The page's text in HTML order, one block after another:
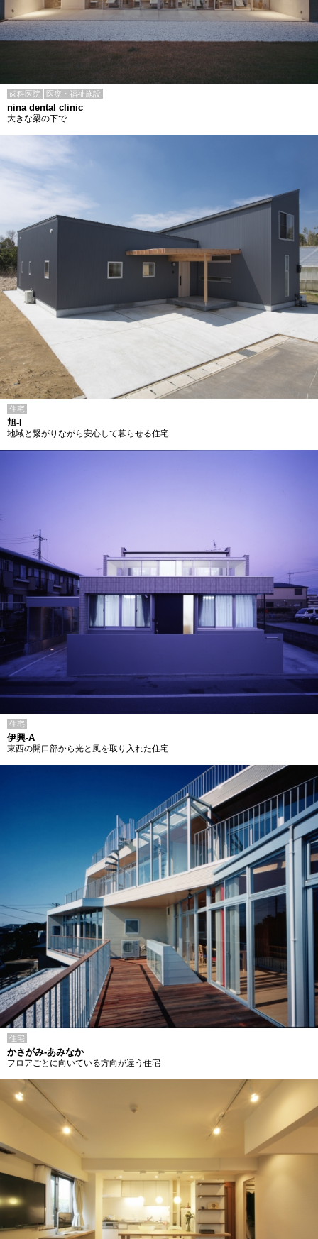
歯科医院 医療・福祉施設
nina dental clinic
大きな梁の下で
住宅
旭-I
地域と繋がりながら安心して暮らせる住宅
住宅
伊興-A
東西の開口部から光と風を取り入れた住宅
住宅
かさがみ-あみなか
フロアごとに向いている方向が違う住宅